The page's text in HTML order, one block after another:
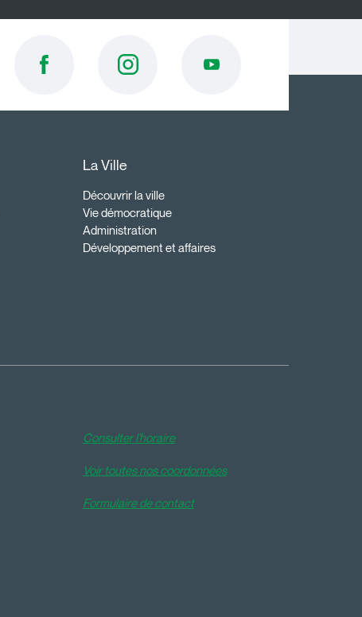
La Ville
Découvrir la ville
Vie démocratique
Administration
Développement et affaires
Consulter l'horaire
Voir toutes nos coordonnées
Formulaire de contact